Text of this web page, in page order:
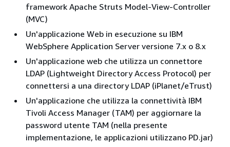
framework Apache Struts Model-View-Controller
(MVC)
Un'applicazione Web in esecuzione su IBM
WebSphere Application Server versione 7.x o 8.x
Un'applicazione web che utilizza un connettore
LDAP (Lightweight Directory Access Protocol) per
connettersi a una directory LDAP (iPlanet/eTrust)
Un'applicazione che utilizza la connettività IBM
Tivoli Access Manager (TAM) per aggiornare la
password utente TAM (nella presente
implementazione, le applicazioni utilizzano PD.jar)